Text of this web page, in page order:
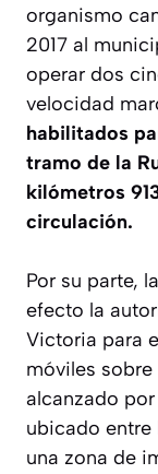
organismo
2017 al
operar dos
velocidad
habilitados
tramo de la
kilómetros
circulación.
Por su parte,
efecto la
Victoria para
móviles sobre
alcanzado
ubicado entre
una zona de